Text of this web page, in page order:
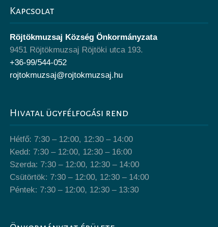
Kapcsolat
Röjtökmuzsaj Község Önkormányzata
9451 Röjtökmuzsaj Röjtöki utca 193.
+36-99/544-052
rojtokmuzsaj@rojtokmuzsaj.hu
Hivatal ügyfélfogási rend
Hétfő: 7:30 – 12:00, 12:30 – 14:00
Kedd: 7:30 – 12:00, 12:30 – 16:00
Szerda: 7:30 – 12:00, 12:30 – 14:00
Csütörtök: 7:30 – 12:00, 12:30 – 14:00
Péntek: 7:30 – 12:00, 12:30 – 13:30